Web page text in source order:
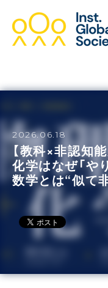
2026.06.18
【教科×非認知
化学はなぜ「や
数学とは“似て